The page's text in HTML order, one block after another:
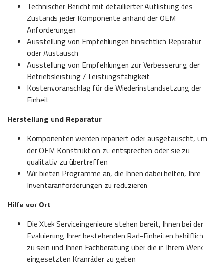
Technischer Bericht mit detaillierter Auflistung des
Zustands jeder Komponente anhand der OEM
Anforderungen
Ausstellung von Empfehlungen hinsichtlich Reparatur
oder Austausch
Ausstellung von Empfehlungen zur Verbesserung der
Betriebsleistung / Leistungsfähigkeit
Kostenvoranschlag für die Wiederinstandsetzung der
Einheit
Herstellung und Reparatur
Komponenten werden repariert oder ausgetauscht, um
der OEM Konstruktion zu entsprechen oder sie zu
qualitativ zu übertreffen
Wir bieten Programme an, die Ihnen dabei helfen, Ihre
Inventaranforderungen zu reduzieren
Hilfe vor Ort
Die Xtek Serviceingenieure stehen bereit, Ihnen bei der
Evaluierung Ihrer bestehenden Rad-Einheiten behilflich
zu sein und Ihnen Fachberatung über die in Ihrem Werk
eingesetzten Kranräder zu geben